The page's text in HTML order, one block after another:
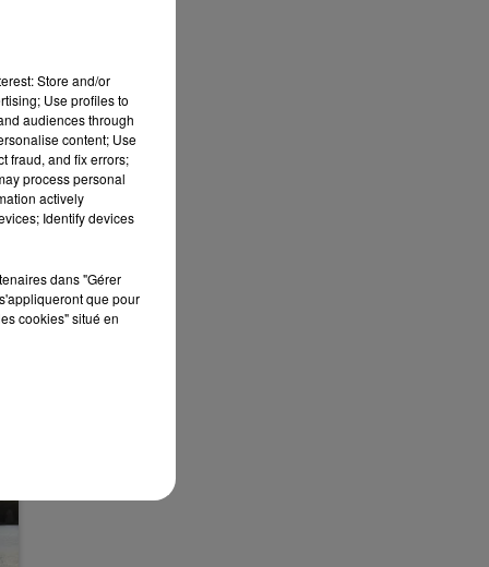
Store and/or
Use profiles to
audiences through
content; Use
fraud, and fix errors;
process personal
actively
Identify devices
dans "Gérer
que pour
cookies" situé en